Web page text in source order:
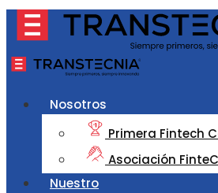
Nosotros
Primera Fintech
Asociación
Nuestro